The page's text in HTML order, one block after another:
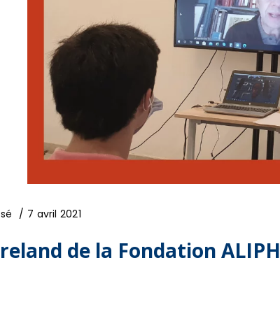
7 avril 2021
de la Fondation ALIPH